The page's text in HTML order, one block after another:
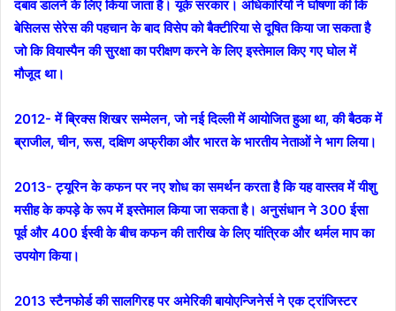
दबाव डालने के लिए किया जाता है। यूके सरकार। अधिकारियों ने घोषणा की कि
बेसिलस सेरेस की पहचान के बाद विसेप को बैक्टीरिया से दूषित किया जा सकता है
जो कि वियास्पैन की सुरक्षा का परीक्षण करने के लिए इस्तेमाल किए गए घोल में
मौजूद था।
2012- में ब्रिक्स शिखर सम्मेलन, जो नई दिल्ली में आयोजित हुआ था, की बैठक में
ब्राजील, चीन, रूस, दक्षिण अफ्रीका और भारत के भारतीय नेताओं ने भाग लिया।
2013- ट्यूरिन के कफन पर नए शोध का समर्थन करता है कि यह वास्तव में यीशु
मसीह के कपड़े के रूप में इस्तेमाल किया जा सकता है। अनुसंधान ने 300 ईसा
पूर्व और 400 ईस्वी के बीच कफन की तारीख के लिए यांत्रिक और थर्मल माप का
उपयोग किया।
2013 स्टैनफोर्ड की सालगिरह पर अमेरिकी बायोएन्जिनेर्स ने एक ट्रांजिस्टर